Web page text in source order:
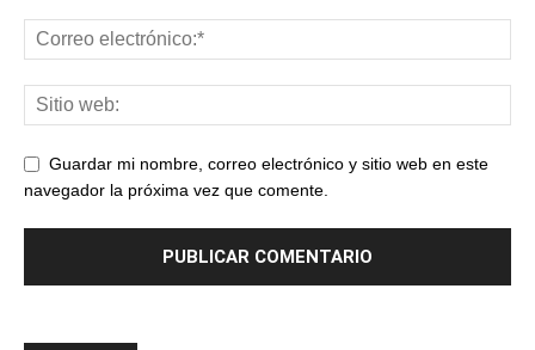
Guardar mi nombre, correo electrónico y sitio web en este
navegador la próxima vez que comente.